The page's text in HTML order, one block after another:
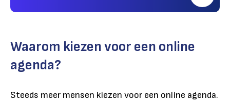
Waarom kiezen voor een online
agenda?
Steeds meer mensen kiezen voor een online agenda.